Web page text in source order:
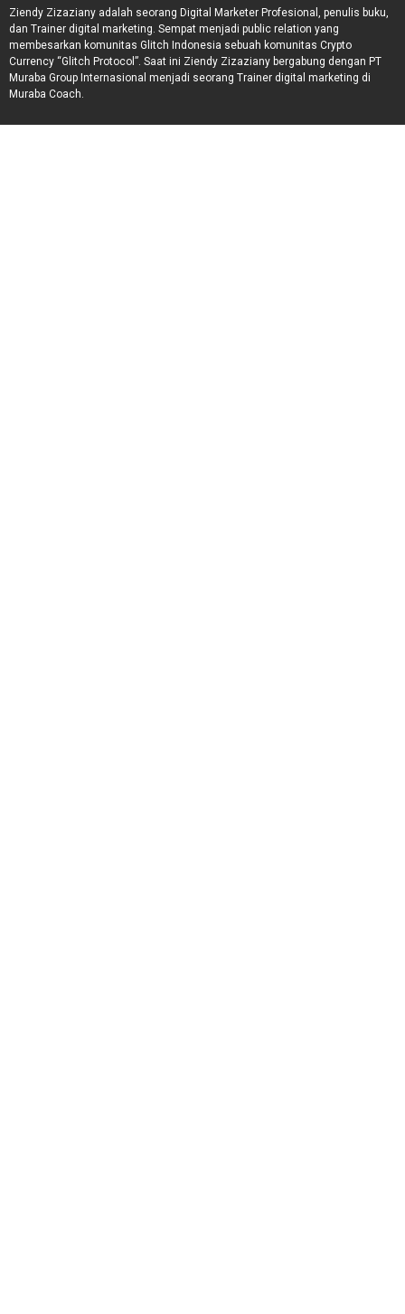
Ziendy Zizaziany adalah seorang Digital Marketer Profesional, penulis buku,
dan Trainer digital marketing. Sempat menjadi public relation yang
membesarkan komunitas Glitch Indonesia sebuah komunitas Crypto
Currency “Glitch Protocol”. Saat ini Ziendy Zizaziany bergabung dengan PT
Muraba Group Internasional menjadi seorang Trainer digital marketing di
Muraba Coach.